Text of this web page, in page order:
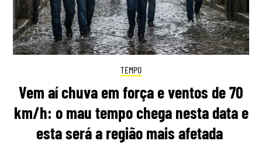
TEMPO
Vem aí chuva em força e ventos de 70
km/h: o mau tempo chega nesta data e
esta será a região mais afetada